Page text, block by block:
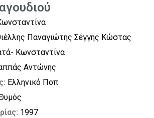
Παναγιώτης Σέγγης Κώστας
Κωνσταντίνα
Αντώνης
Ελληνικό Ποπ
1997